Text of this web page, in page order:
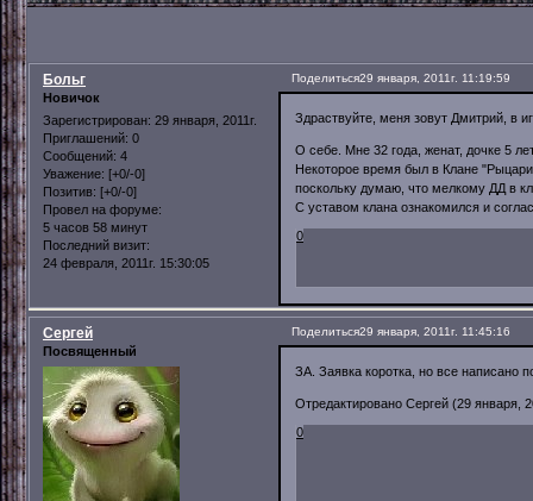
Поделиться29 января, 2011г. 11:19:59
Больг
Новичок
Зарегистрирован: 29 января, 2011г.
Приглашений: 0
Сообщений: 4
Уважение: [+0/-0]
Позитив: [+0/-0]
Провел на форуме:
5 часов 58 минут
Последний визит:
24 февраля, 2011г. 15:30:05
Здраствуйте, меня зовут Дмитрий, в
О себе. Мне 32 года, женат, дочке 5
Некоторое время был в Клане
поскольку думаю, что мелкому ДД в
С уставом клана ознакомился и
0
Поделиться29 января, 2011г. 11:45:16
Сергей
Посвященный
ЗА. Заявка коротка, но все написано
Отредактировано Сергей (29 января,
0